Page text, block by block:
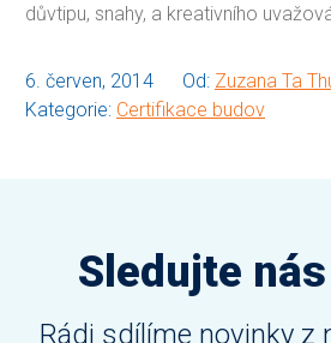
důvtipu, snahy, a kreativního
6. červen, 2014 Od: Zuzana Ta
Kategorie: Certifikace budov
Sledujte
Rádi sdílíme novinky z